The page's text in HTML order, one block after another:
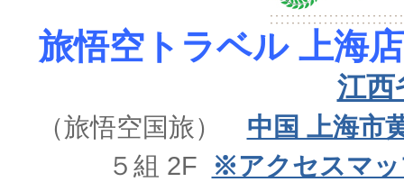
旅悟空トラベル 上海店
江西
（旅悟空国旅） 中国 上海市
５組 2F
※アクセスマ